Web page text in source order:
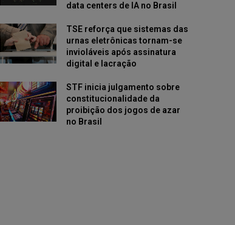
data centers de IA no Brasil
TSE reforça que sistemas das
urnas eletrônicas tornam-se
invioláveis após assinatura
digital e lacração
STF inicia julgamento sobre
constitucionalidade da
proibição dos jogos de azar
no Brasil